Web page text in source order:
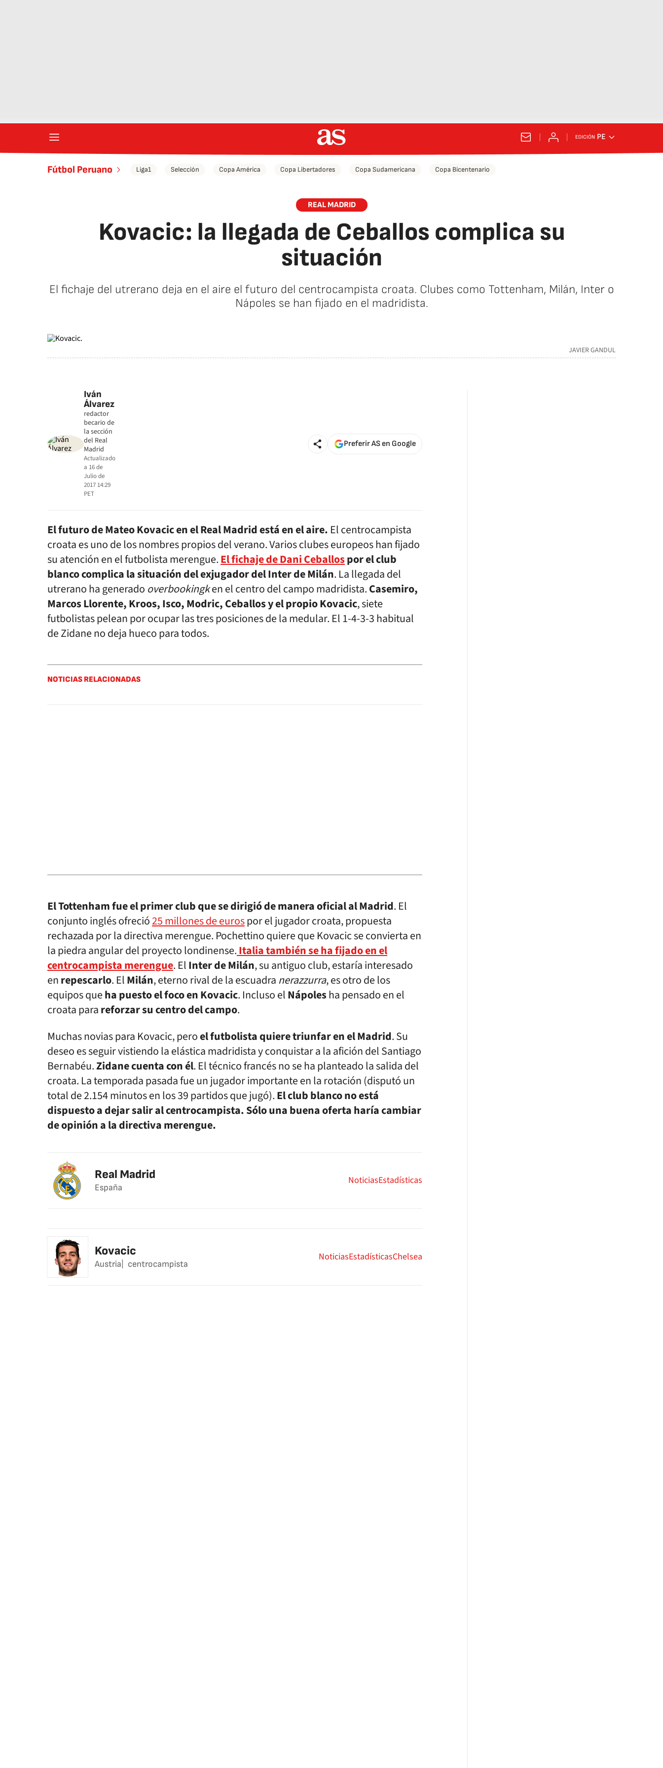
EDICIÓN PE
Fútbol Peruano Liga1 Selección Copa América Copa Libertadores Copa Sudamericana Copa Bicentenario
REAL MADRID
Kovacic: la llegada de Ceballos complica su
situación
El fichaje del utrerano deja en el aire el futuro del centrocampista croata. Clubes como Tottenham, Milán, Inter o
Nápoles se han fijado en el madridista.
JAVIER GANDUL
Iván
Álvarez
redactor
becario de
la sección
del Real
Madrid
Actualizado
a 16 de
Julio de
2017 14:29
PET
Preferir AS en Google
El futuro de Mateo Kovacic en el Real Madridestá en el aire. El centrocampista
croata es uno de los nombres propios del verano. Varios clubes europeos han fijado
su atención en el futbolista merengue.El fichaje de Dani Ceballospor el club
blanco complica la situación del exjugador del Inter de Milán. La llegada del
utrerano ha generado overbookingken el centro del campo madridista.Casemiro,
Marcos Llorente, Kroos, Isco, Modric, Ceballos y el propio Kovacic, siete
futbolistas pelean por ocupar las tres posiciones de la medular. El 1-4-3-3 habitual
de Zidane no deja hueco para todos.
NOTICIAS RELACIONADAS
El Tottenham fue el primer club que se dirigió de manera oficial al Madrid. El
conjunto inglés ofreció25 millones de eurospor el jugador croata, propuesta
rechazada por la directiva merengue. Pochettino quiere que Kovacic se convierta en
la piedra angular del proyecto londinense.Italia también se ha fijado en el
centrocampista merengue. ElInter de Milán, su antiguo club, estaría interesado
enrepescarlo. ElMilán, eterno rival de la escuadra nerazzurra, es otro de los
equipos queha puesto el foco en Kovacic. Incluso elNápolesha pensado en el
croata parareforzar su centro del campo.
Muchas novias para Kovacic, peroel futbolista quiere triunfar en el Madrid. Su
deseo es seguir vistiendo la elástica madridista y conquistar a la afición del Santiago
Bernabéu.Zidane cuenta con él. El técnico francés no se ha planteado la salida del
croata. La temporada pasada fue un jugador importante en la rotación (disputó un
total de 2.154 minutos en los 39 partidos que jugó).El club blanco no está
dispuesto a dejar salir al centrocampista. Sólo una buena oferta haría cambiar
de opinión a la directiva merengue.
Real Madrid
España
NoticiasEstadísticas
Kovacic
Austria centrocampista
NoticiasEstadísticasChelsea